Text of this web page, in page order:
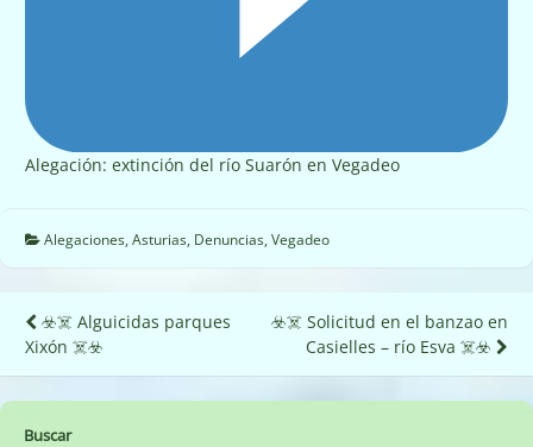
Alegación: extinción del río Suarón en Vegadeo
Alegaciones, Asturias, Denuncias, Vegadeo
Navegación
de
entradas
☣️☠️ Alguicidas parques
Xixón ☠️☣️
☣️☠️ Solicitud en el banzao en
Casielles – río Esva ☠️☣️
Buscar